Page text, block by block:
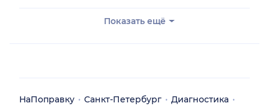
Показать ещё
НаПоправку Санкт-Петербург
Диагностика